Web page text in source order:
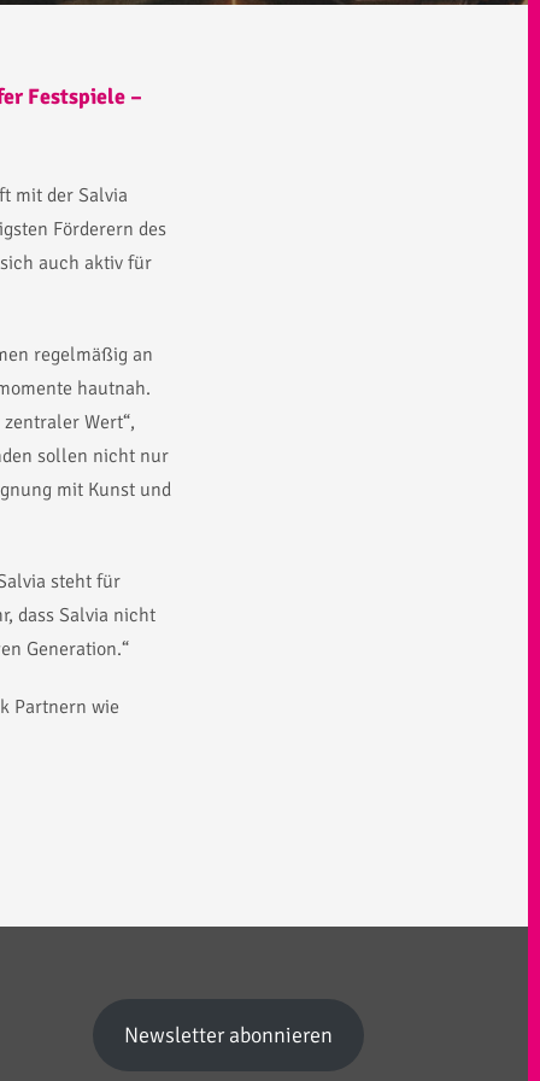
Festspiele –
mit der Salvia
Förderern des
auch aktiv für
regelmäßig an
hautnah.
Wert“,
sollen nicht nur
mit Kunst und
steht für
dass Salvia nicht
Generation.“
Partnern wie
Newsletter abonnieren